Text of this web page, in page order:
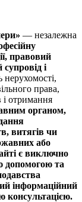
— незалежна
правовий
і
нерухомості,
права,
і отримання
органом,
витягів чи
або
є виключно
допомогою та
інформаційний
консультацією.